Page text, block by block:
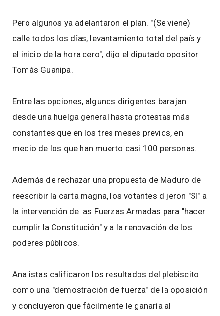
Pero algunos ya adelantaron el plan. "(Se viene)
calle todos los días, levantamiento total del país y
el inicio de la hora cero", dijo el diputado opositor
Tomás Guanipa.
Entre las opciones, algunos dirigentes barajan
desde una huelga general hasta protestas más
constantes que en los tres meses previos, en
medio de los que han muerto casi 100 personas.
Además de rechazar una propuesta de Maduro de
reescribir la carta magna, los votantes dijeron "Sí" a
la intervención de las Fuerzas Armadas para "hacer
cumplir la Constitución" y a la renovación de los
poderes públicos.
Analistas calificaron los resultados del plebiscito
como una "demostración de fuerza" de la oposición
y concluyeron que fácilmente le ganaría al